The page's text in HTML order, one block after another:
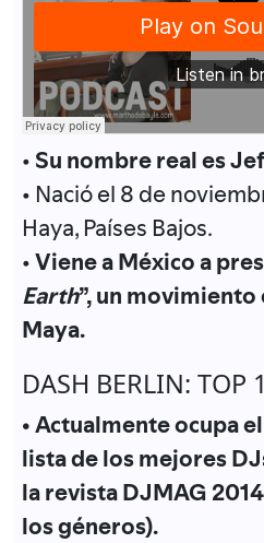
• Su nombre real es
• Nació el 8 de
Haya, Países Bajos.
•Viene a México a
Earth”, un movimiento
Maya.
DASH BERLIN: TOP
• Actualmente ocupa
lista de los mejores
la revista DJMAG
los géneros).